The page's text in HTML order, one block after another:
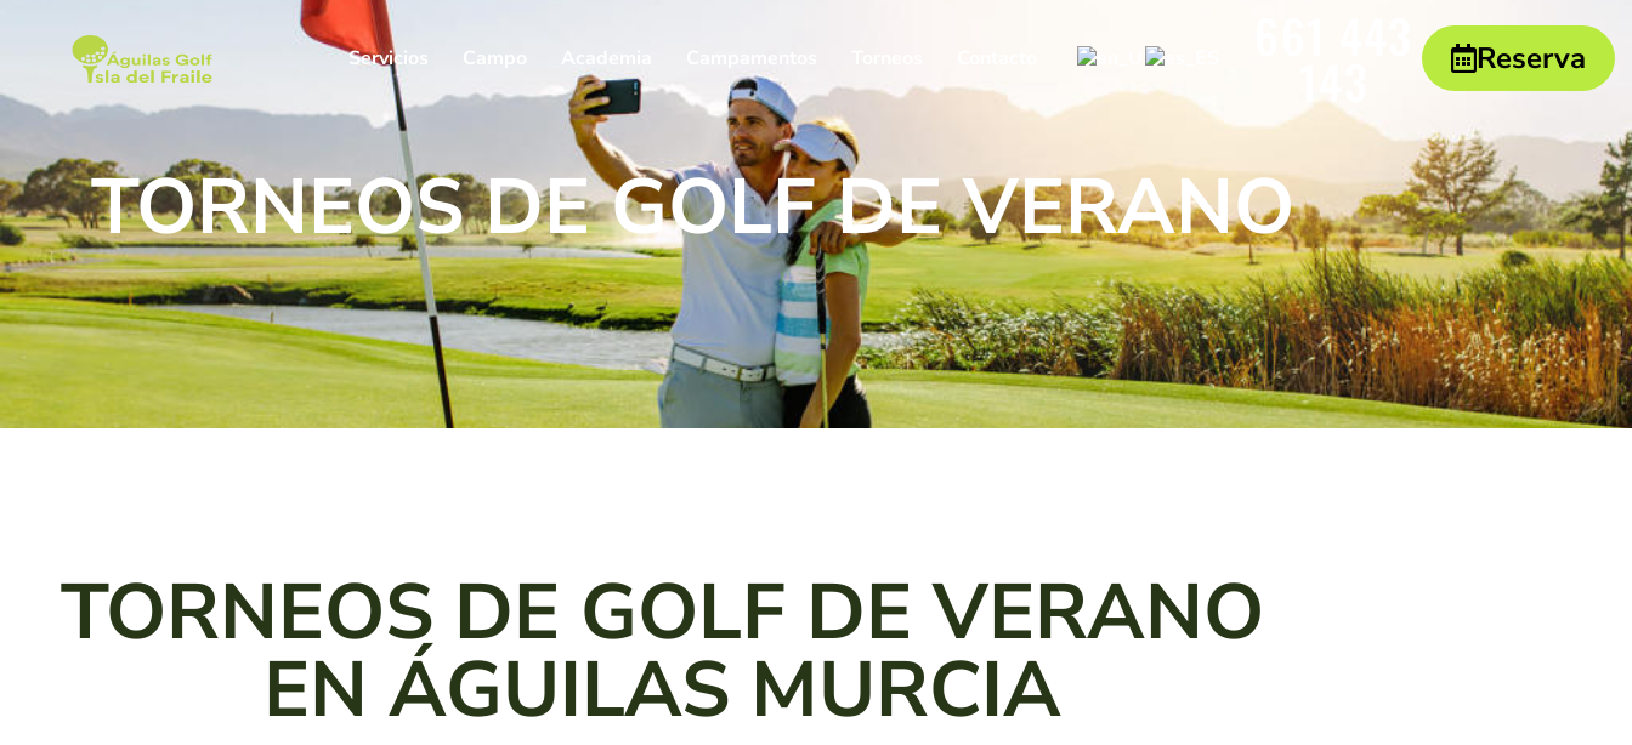
Servicios Campo Reserva
TORNEOS DE GOLF DE VERANO
TORNEOS DE GOLF DE VERANO
EN ÁGUILAS MURCIA